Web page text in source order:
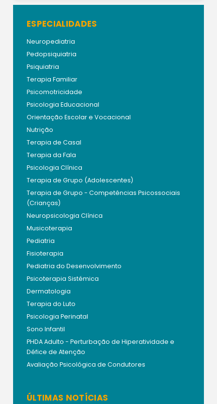
ESPECIALIDADES
Neuropediatria
Pedopsiquiatria
Psiquiatria
Terapia Familiar
Psicomotricidade
Psicologia Educacional
Orientação Escolar e Vocacional
Nutrição
Terapia de Casal
Terapia da Fala
Psicologia Clínica
Terapia de Grupo (Adolescentes)
Terapia de Grupo - Competências Psicossociais
(Crianças)
Neuropsicologia Clínica
Musicoterapia
Pediatria
Fisioterapia
Pediatria do Desenvolvimento
Psicoterapia Sistémica
Dermatologia
Terapia do Luto
Psicologia Perinatal
Sono Infantil
PHDA Adulto - Perturbação de Hiperatividade e
Défice de Atenção
Avaliação Psicológica de Condutores
ÚLTIMAS NOTÍCIAS